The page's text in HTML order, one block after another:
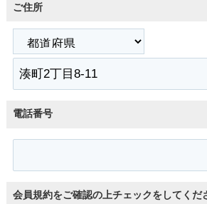
ご住所
電話番号
会員規約をご確認の上チェックをしてくだ